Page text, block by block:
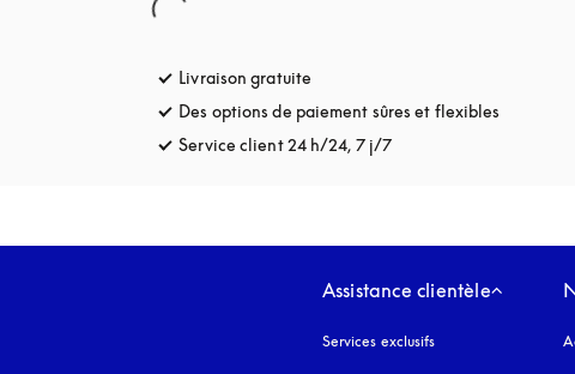
Livraison gratuite
Des options de paiement sûres et flexibles
Service client 24 h/24, 7 j/7
Assistance clientèle
Services exclusifs